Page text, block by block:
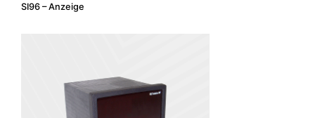
SI96 – Anzeige